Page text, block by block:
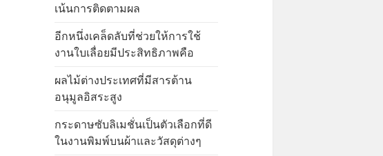
เน้นการติดตามผล
อีกหนึ่งเคล็ดลับที่ช่วยให้การใช้
งานใบเลื่อยมีประสิทธิภาพคือ
ผลไม้ต่างประเทศที่มีสารต้าน
อนุมูลอิสระสูง
กระดาษซับลิเมชั่นเป็นตัวเลือกที่ดี
ในงานพิมพ์บนผ้าและวัสดุต่างๆ